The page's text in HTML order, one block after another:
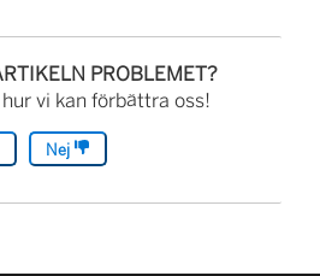
PROBLEMET?
vi kan förbättra oss!
Nej